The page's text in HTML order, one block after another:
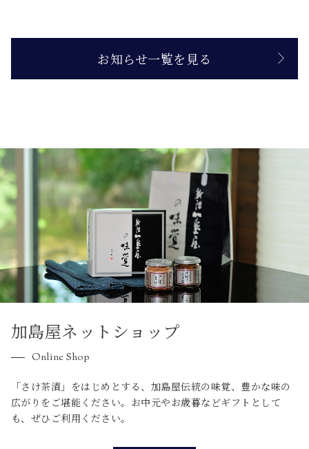
お知らせ一覧を見る
加島屋ネットショップ
Online Shop
「さけ茶漬」をはじめとする、加島屋伝統の味覚、豊かな味の
広がりをご堪能ください。お中元やお歳暮などギフトとして
も、ぜひご利用ください。